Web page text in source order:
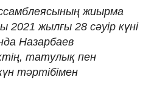
жиырма
жылғы 28 сәуір күні
Назарбаев
татулық пен
тәртібімен